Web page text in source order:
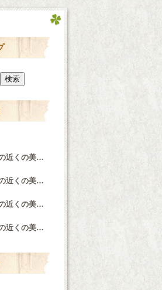
摂津市JR千里丘駅の近くの美容室airfeel千里丘店♪
摂津市JR千里丘駅の近くの美容室airfeel千里丘店！！！
摂津市JR千里丘駅の近くの美容室airfeel千里丘店♪
摂津市JR千里丘駅の近くの美容室airfeel千里丘店♪